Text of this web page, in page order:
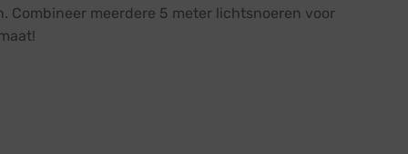
Combineer meerdere 5 meter lichtsnoeren voor